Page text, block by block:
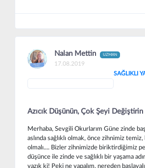
Nalan Mettin UZMAN
17.08.2019
SAĞLIKLI
Azıcık Düşünün, Çok Şeyi Değiştirin
Merhaba, Sevgili Okurlarım Güne zinde
aslında sağlıklı olmak, önce zihnimiz temiz,
olmalı.... Bizler zihnimizde biriktirdiğimiz
düşünce ile zinde ve sağlıklı bir yaşama
yazık ki! Peki ne yapalım, nereden